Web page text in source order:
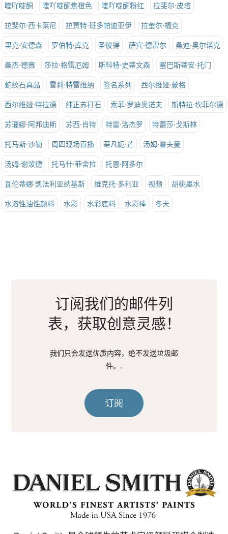
喹吖啶酮 喹吖啶酮焦橙色 喹吖啶酮粉红 拉斐尔·皮塔
拉斐尔·西卡莱尼 拉贾特·班多帕迪亚伊 拉奎尔·福克
里克·安德森 罗伯特·库克 圣彼得 萨宾·德雷尔 桑迪·奥尔诺克
桑杰·德赛 莎拉·格雷厄姆 斯科特·史蒂文森 塞巴斯蒂安·托门
蛇纹石真品 雪莉·特雷维纳 签名系列 西尔维娅·蒙格
西尔维娅·特拉德 纯正苏打石 索菲·罗迪奥诺夫 斯特拉·坎菲尔德
苏珊娜·阿邦迪斯 苏西·肖特 特雷·洛杰罗 特蕾莎·戈斯林
托马斯·沙勒 周四现场直播 蒂凡妮·芒 汤姆·霍夫曼
汤姆·谢泼德 托马什·菲舍拉 托恩·阿多尔
瓦伦蒂娜·凯法利亚纳基斯 维克托·多利亚 视频 胡桃墨水
水溶性油性颜料 水彩 水彩底料 水彩棒 冬天
订阅我们的邮件列
表，获取创意灵感！
我们只会发送优质内容，绝不发送垃圾邮
件。.
订阅